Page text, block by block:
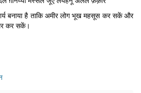
बनाया है ताकि अमीर लोग भूख महसूस कर सकें और
कर सकें।